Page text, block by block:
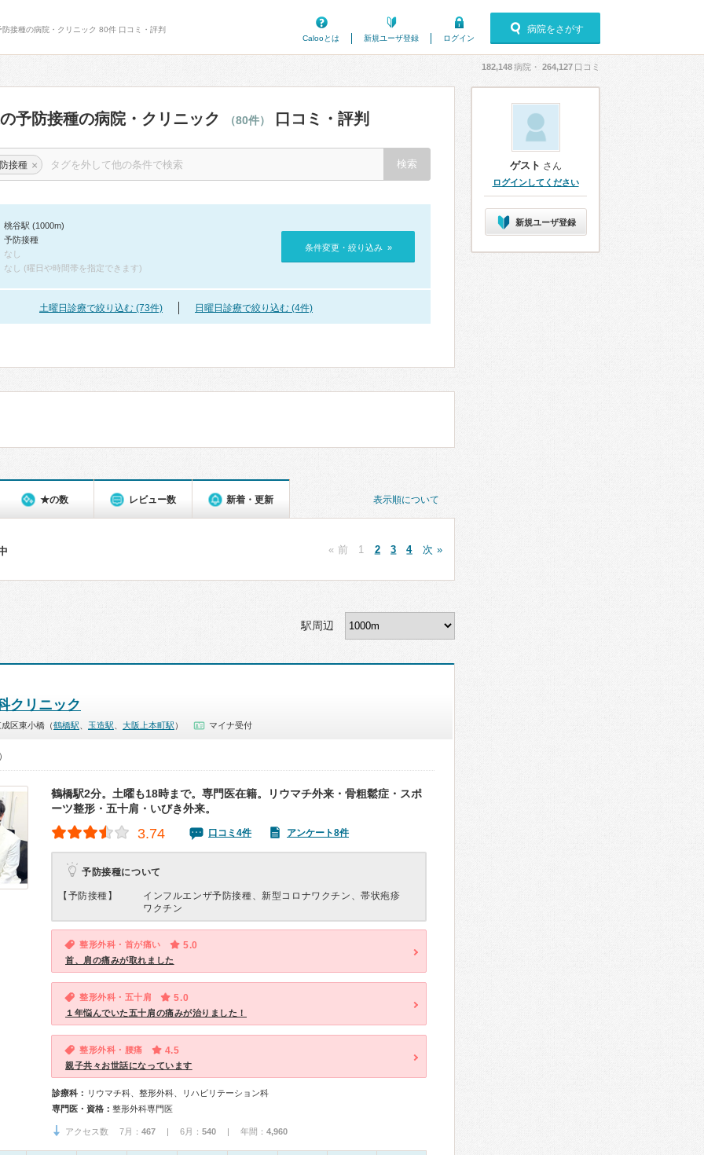
接種の病院・クリニック 80件 口コミ・評判
Calooとは
新規ユーザ登録 ログイン
病院をさがす
182,148病院・ 264,127 口コミ
予防接種の病院・クリニック （80件） 口コミ・評判
接種 ×
桃谷駅 (1000m)
予防接種
なし
なし (曜日や時間帯を指定できます)
条件変更・絞り込み »
土曜日診療で絞り込む (73件) 日曜日診療で絞り込む (4件)
表示順について
★の数 レビュー数 新着・更新
« 前 1 2 3 4 次 »
駅周辺
クリニック
区東小橋（鶴橋駅 玉造駅 大阪上本町駅 ） マイナ受付
鶴橋駅2分。土曜も18時まで。専門医在籍。リウマチ外来・骨粗鬆症・スポ
ーツ整形・五十肩・いびき外来。
3.74 口コミ4件 アンケート8件
予防接種について
【予防接種】
インフルエンザ予防接種、新型コロナワクチン、帯状疱疹
ワクチン
整形外科・首が痛い 5.0
首、肩の痛みが取れました
整形外科・五十肩 5.0
１年悩んでいた五十肩の痛みが治りました！
整形外科・腰痛 4.5
親子共々お世話になっています
診療科： リウマチ科、整形外科、リハビリテーション科
専門医・資格： 整形外科専門医
アクセス数 7月： 467 | 6月： 540 | 年間： 4,960
ゲスト さん
ログインしてください
新規ユーザ登録